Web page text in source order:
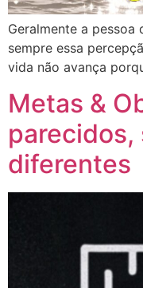
Geralmente a
sempre essa
vida não avança
Metas &
parecidos,
diferentes